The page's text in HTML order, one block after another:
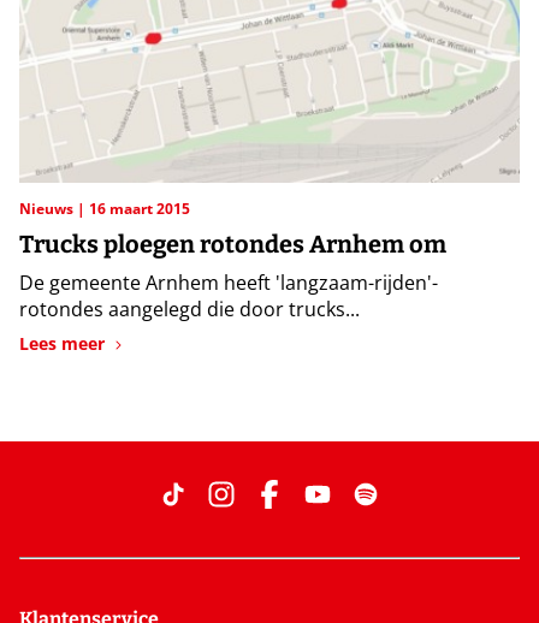
Nieuws 16 maart 2015
Trucks ploegen rotondes Arnhem om
De gemeente Arnhem heeft 'langzaam-rijden'-
rotondes aangelegd die door trucks...
Lees meer